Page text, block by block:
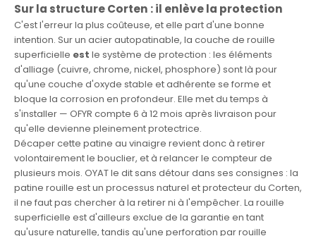
Sur la structure Corten : il enlève la protection
C'est l'erreur la plus coûteuse, et elle part d'une bonne
intention. Sur un acier autopatinable, la couche de rouille
superficielle est le système de protection : les éléments
d'alliage (cuivre, chrome, nickel, phosphore) sont là pour
qu'une couche d'oxyde stable et adhérente se forme et
bloque la corrosion en profondeur. Elle met du temps à
s'installer — OFYR compte 6 à 12 mois après livraison pour
qu'elle devienne pleinement protectrice.
Décaper cette patine au vinaigre revient donc à retirer
volontairement le bouclier, et à relancer le compteur de
plusieurs mois. OYAT le dit sans détour dans ses consignes : la
patine rouille est un processus naturel et protecteur du Corten,
il ne faut pas chercher à la retirer ni à l'empêcher. La rouille
superficielle est d'ailleurs exclue de la garantie en tant
qu'usure naturelle, tandis qu'une perforation par rouille